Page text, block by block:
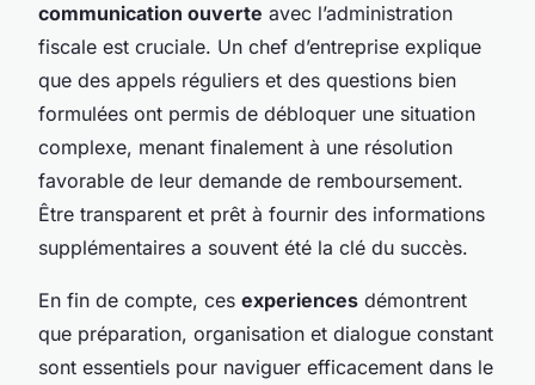
communication ouverte avec l’administration
fiscale est cruciale. Un chef d’entreprise explique
que des appels réguliers et des questions bien
formulées ont permis de débloquer une situation
complexe, menant finalement à une résolution
favorable de leur demande de remboursement.
Être transparent et prêt à fournir des informations
supplémentaires a souvent été la clé du succès.
En fin de compte, ces experiences démontrent
que préparation, organisation et dialogue constant
sont essentiels pour naviguer efficacement dans le